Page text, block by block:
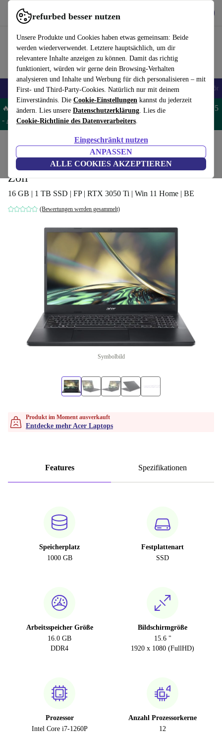
refurbed besser nutzen
Unsere Produkte und Cookies haben etwas gemeinsam: Beide
werden wiederverwendet. Letztere hauptsächlich, um dir
relevantere Inhalte anzeigen zu können. Damit das richtig
funktioniert, würden wir gerne dein Browsing-Verhalten
analysieren und Inhalte und Werbung für dich personalisieren – mit
First- und Third-Party-Cookies. Natürlich nur mit deinem
Einverständnis. Die Cookie-Einstellungen kannst du jederzeit
ändern. Lies unsere Datenschutzerklärung. Lies die
Cookie-Richtlinie des Datenverarbeiters.
Eingeschränkt nutzen
ANPASSEN
ALLE COOKIES AKZEPTIEREN
refurbed schnell und einfach nutzen
🎒 Back to school Handys Laptops Tablets Smartwatches Zubehör
🔥 Spare 5% EXTRA auf MacBooks und iPads – Code: MACPAD5
- AGB
Laptops Acer Laptops
Acer Aspire 7 A715-51G | i7-1260P | 15.6-
Zoll
16 GB | 1 TB SSD | FP | RTX 3050 Ti | Win 11 Home | BE
(Bewertungen werden gesammelt)
Symbolbild
Produkt im Moment ausverkauft
Entdecke mehr Acer Laptops
Features Spezifikationen
Speicherplatz
1000 GB
Festplattenart
SSD
Arbeitsspeicher Größe
16.0 GB
DDR4
Bildschirmgröße
15.6 "
1920 x 1080 (FullHD)
Prozessor
Intel Core i7-1260P
Anzahl Prozessorkerne
12